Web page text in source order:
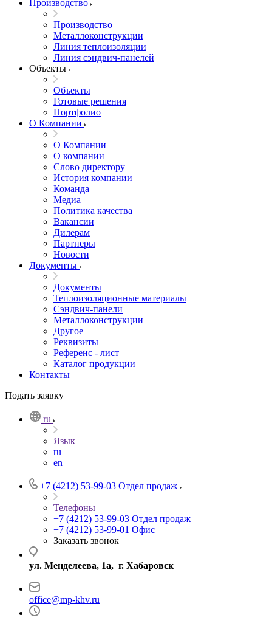
Производство
Производство
Металлоконструкции
Линия теплоизоляции
Линия сэндвич-панелей
Объекты
Объекты
Готовые решения
Портфолио
О Компании
О Компании
О компании
Слово директору
История компании
Команда
Медиа
Политика качества
Вакансии
Дилерам
Партнеры
Новости
Документы
Документы
Теплоизоляционные материалы
Сэндвич-панели
Металлоконструкции
Другое
Реквизиты
Референс - лист
Каталог продукции
Контакты
Подать заявку
ru
Язык
ru
en
+7 (4212) 53-99-03 Отдел продаж
Телефоны
+7 (4212) 53-99-03 Отдел продаж
+7 (4212) 53-99-01 Офис
Заказать звонок
ул. Менделеева, 1а, г. Хабаровск
office@mp-khv.ru